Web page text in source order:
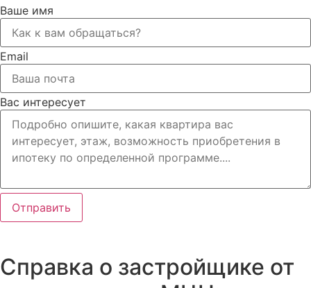
Ваше имя
Email
Вас интересует
Отправить
Справка о застройщике от